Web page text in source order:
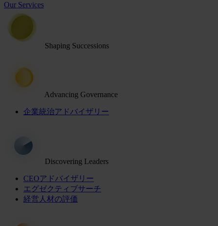
Our Services
Shaping Successions
Advancing Governance
企業統治アドバイザリー
Discovering Leaders
CEOアドバイザリー
エグゼクティブサーチ
経営人材の評価